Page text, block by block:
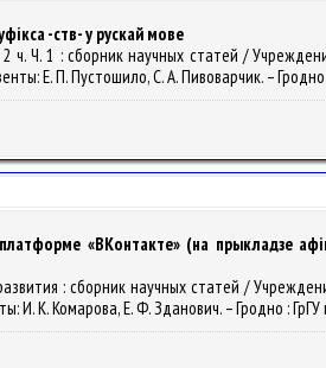
-ств- у рускай мове
Ч. 1 : сборник научных статей /
Е. П. Пустошило, С. А. Пивоварчик. –
«ВКонтакте» (на прыкладзе
: сборник научных статей /
И. К. Комарова, Е. Ф. Зданович. – Гродно :